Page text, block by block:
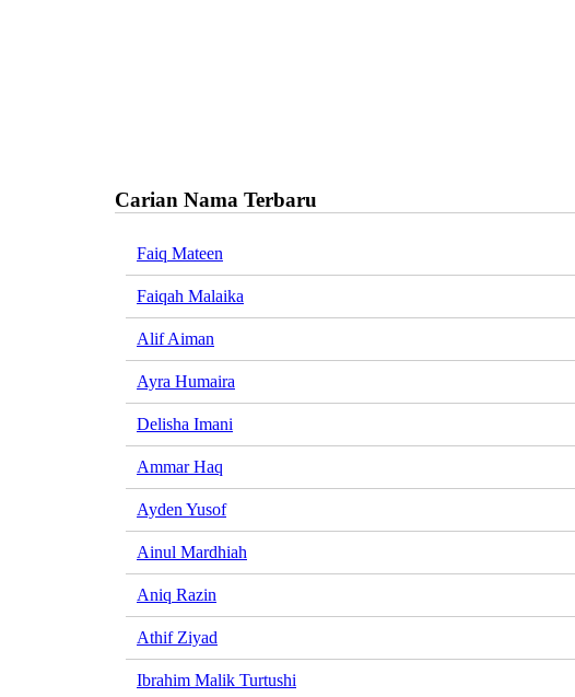
Carian Nama Terbaru
Faiq Mateen
Faiqah Malaika
Alif Aiman
Ayra Humaira
Delisha Imani
Ammar Haq
Ayden Yusof
Ainul Mardhiah
Aniq Razin
Athif Ziyad
Ibrahim Malik Turtushi